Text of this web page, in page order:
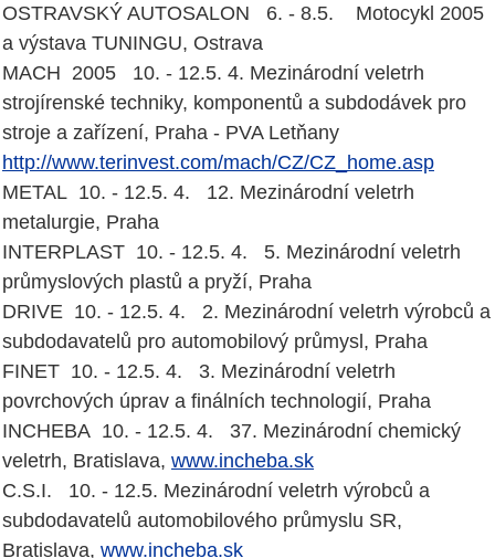
OSTRAVSKÝ AUTOSALON 6. - 8.5. Motocykl 2005
a výstava TUNINGU, Ostrava
MACH 2005 10. - 12.5. 4. Mezinárodní veletrh
strojírenské techniky, komponentů a subdodávek pro
stroje a zařízení, Praha - PVA Letňany
http://www.terinvest.com/mach/CZ/CZ_home.asp
METAL 10. - 12.5. 4. 12. Mezinárodní veletrh
metalurgie, Praha
INTERPLAST 10. - 12.5. 4. 5. Mezinárodní veletrh
průmyslových plastů a pryží, Praha
DRIVE 10. - 12.5. 4. 2. Mezinárodní veletrh výrobců a
subdodavatelů pro automobilový průmysl, Praha
FINET 10. - 12.5. 4. 3. Mezinárodní veletrh
povrchových úprav a finálních technologií, Praha
INCHEBA 10. - 12.5. 4. 37. Mezinárodní chemický
veletrh, Bratislava, www.incheba.sk
C.S.I. 10. - 12.5. Mezinárodní veletrh výrobců a
subdodavatelů automobilového průmyslu SR,
Bratislava, www.incheba.sk